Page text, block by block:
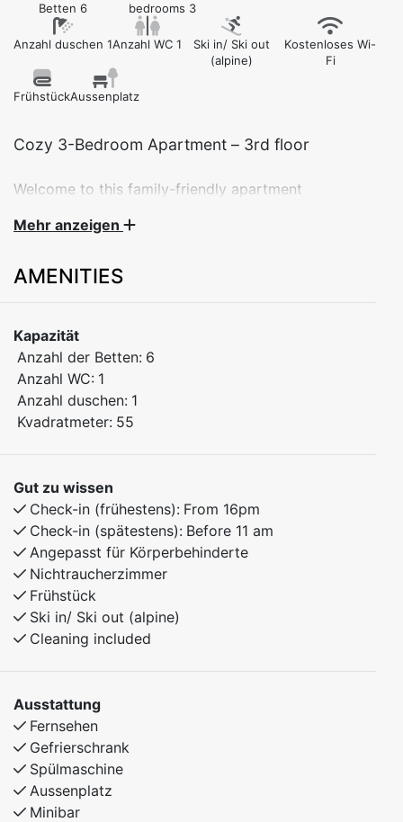
Betten 6
bedrooms 3
Anzahl duschen 1Anzahl WC 1
Ski in/ Ski out
(alpine)
Kostenloses Wi-
Fi
FrühstückAussenplatz
Cozy 3-Bedroom Apartment – 3rd floor
Welcome to this family-friendly apartment
next to the Myrkdalsekspressen ski lift and Myrkdalen
skiing and year-round activities.
Bedroom 1: Double bed
Bedroom 2: Family bunk bed (120 cm lower / 90 cm
upper)
upper)
Free Wi-Fi
A perfect base for families or groups of friends
looking to explore beautiful Myrkdalen – with ski-
in/ski-out access in winter and great hiking in summer.
Mehr anzeigen
AMENITIES
Kapazität
Anzahl der Betten: 6
Anzahl WC: 1
Anzahl duschen: 1
Kvadratmeter: 55
Gut zu wissen
Check-in (frühestens): From 16pm
Check-in (spätestens): Before 11 am
Angepasst für Körperbehinderte
Nichtraucherzimmer
Frühstück
Ski in/ Ski out (alpine)
Cleaning included
Ausstattung
Fernsehen
Gefrierschrank
Spülmaschine
Aussenplatz
Minibar